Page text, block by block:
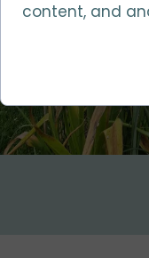
content, and